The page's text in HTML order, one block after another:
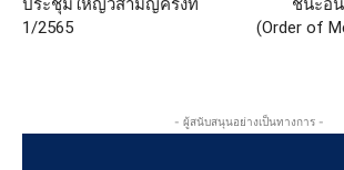
ประชุมใหญ่วิสามัญครั้งที่
1/2565
ชนะอั
(Order of
- ผู้สนับสนุนอย่างเป็นทางการ -